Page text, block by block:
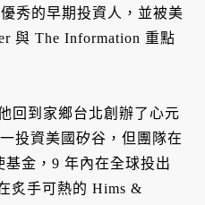
秀的早期投資人，並被美
與 The Information 重點
回到家鄉台北創辦了心元
投資美國矽谷，但團隊在
金，9 年內在全球投出
炙手可熱的 Hims &